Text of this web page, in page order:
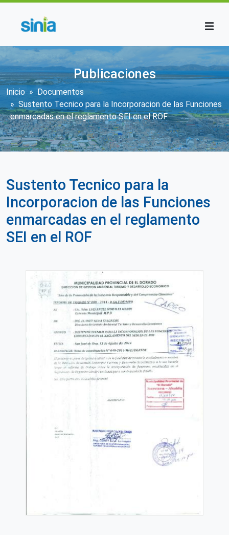
Publicaciones
Sobrescribir enlaces de ayuda a la
Inicio
Documentos
Sustento Tecnico para la Incorporacion de las Funciones
enmarcadas en el reglamento SEI en el ROF
Sustento Tecnico para la
Incorporacion de las Funciones
enmarcadas en el reglamento
SEI en el ROF